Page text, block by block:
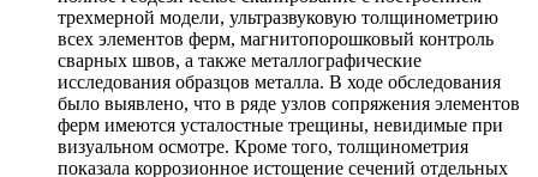
трехмерной модели, ультразвуковую толщинометрию
всех элементов ферм, магнитопорошковый контроль
сварных швов, а также металлографические
исследования образцов металла. В ходе обследования
было выявлено, что в ряде узлов сопряжения элементов
ферм имеются усталостные трещины, невидимые при
визуальном осмотре. Кроме того, толщинометрия
показала коррозионное истощение сечений отдельных